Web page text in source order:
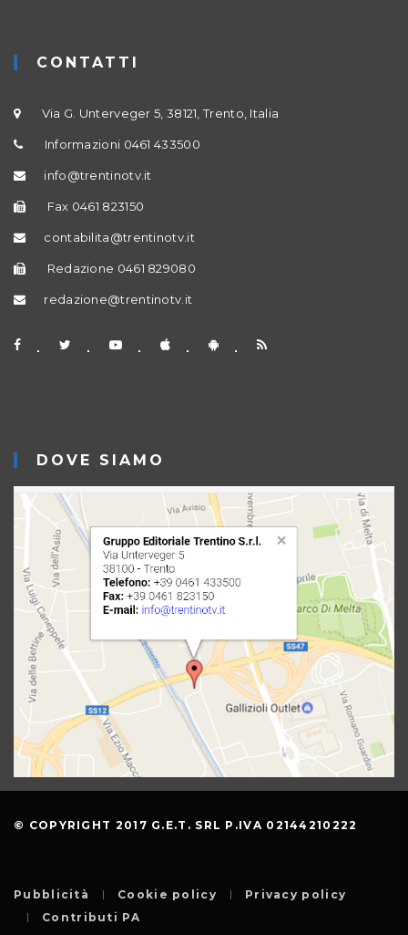
CONTATTI
Via G. Unterveger 5, 38121, Trento, Italia
Informazioni 0461 433500
info@trentinotv.it
Fax 0461 823150
contabilita@trentinotv.it
Redazione 0461 829080
redazione@trentinotv.it
DOVE SIAMO
© COPYRIGHT 2017 G.E.T. SRL P.IVA 02144210222
Pubblicità Cookie policy
Privacy policy
Contributi PA